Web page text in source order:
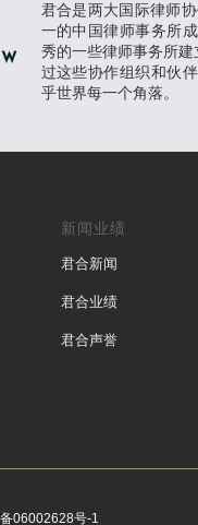
君合是两大国际律师
一的中国律师事务所
秀的一些律师事务所
过这些协作组织和伙
乎世界每一个角落。
新闻业绩
君合新闻
君合业绩
君合声誉
06002628号-1